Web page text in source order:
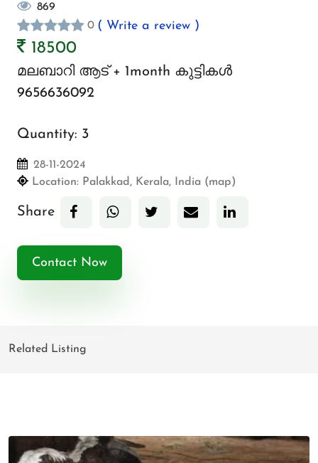
869
0 ( Write a review )
18500
മലബാറി ആട് + 1month കുട്ടികൾ
9656636092
Quantity: 3
28-11-2024
Location: Palakkad, Kerala, India (map)
Share
Contact Now
Related Listing